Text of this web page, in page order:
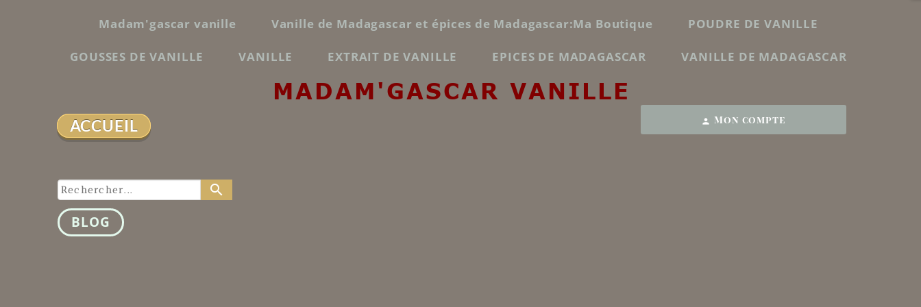
ACCUEIL
MADAM'GASCAR VANILLE
Madam'gascar vanille Vanille de Madagascar et épices de Madagascar:Ma Boutique POUDRE DE VANILLE
GOUSSES DE VANILLE VANILLE EXTRAIT DE VANILLE EPICES DE MADAGASCAR VANILLE DE MADAGASCAR
BLOG
search
person Mon compte